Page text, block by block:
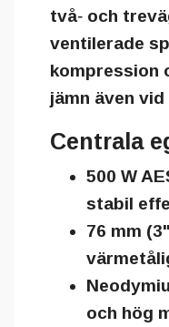
två‑ och
ventilerade
kompression
jämn även
Centrala
500 W
stabil
76 mm
och hög